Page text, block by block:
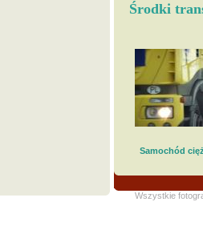
Środki
Samochód
Wszystkie